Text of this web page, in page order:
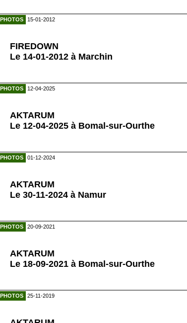
PHOTOS 15-01-2012
FIREDOWN
Le 14-01-2012 à Marchin
PHOTOS 12-04-2025
AKTARUM
Le 12-04-2025 à Bomal-sur-Ourthe
PHOTOS 01-12-2024
AKTARUM
Le 30-11-2024 à Namur
PHOTOS 20-09-2021
AKTARUM
Le 18-09-2021 à Bomal-sur-Ourthe
PHOTOS 25-11-2019